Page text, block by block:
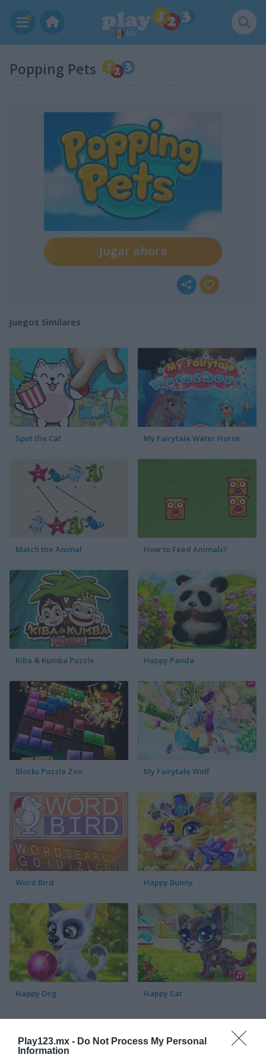
Play123.mx - Do Not Process My Personal
Information
MX
Popping Pets
Jugar ahora
Juegos Similares
Spot the Cat My Fairytale Water Horse
Match the Animal How to Feed Animals?
Kiba & Kumba Puzzle Happy Panda
Blocks Puzzle Zoo My Fairytale Wolf
Word Bird Happy Bunny
Happy Dog Happy Cat
Categorías Relacionadas